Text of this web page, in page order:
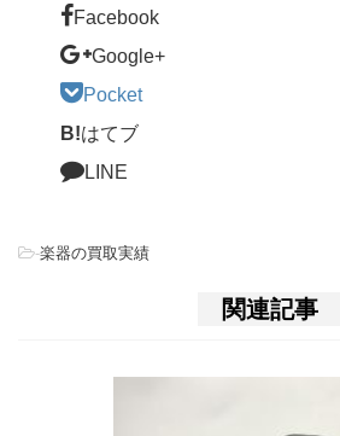
Facebook
Google+
Pocket
B!はてブ
LINE
-楽器の買取実績
関連記事